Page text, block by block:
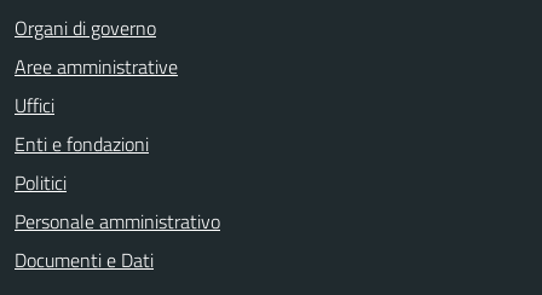
Organi di governo
Aree amministrative
Uffici
Enti e fondazioni
Politici
Personale amministrativo
Documenti e Dati